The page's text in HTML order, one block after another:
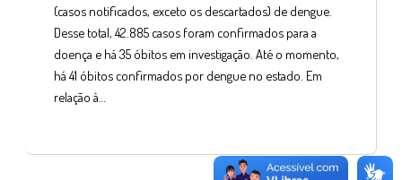
(casos notificados, exceto os descartados) de dengue.
Desse total, 42.885 casos foram confirmados para a
doença e há 35 óbitos em investigação. Até o momento,
há 41 óbitos confirmados por dengue no estado. Em
relação à…